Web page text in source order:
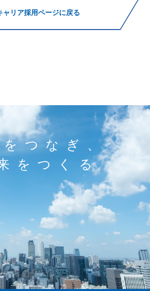
ャリア採用ページに戻る
をつなぎ、
をつくる